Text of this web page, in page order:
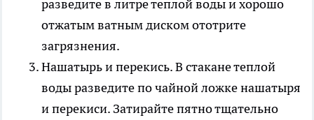
разведите в литре теплой воды и хорошо
отжатым ватным диском ототрите
загрязнения.
Нашатырь и перекись.В стакане теплой
воды разведите по чайной ложке нашатыря
и перекиси. Затирайте пятно тщательно